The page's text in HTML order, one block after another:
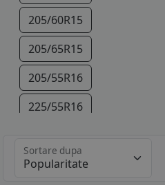
205/60R15
205/65R15
205/55R16
225/55R16
Sortare dupa